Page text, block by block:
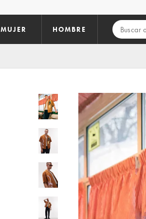
MUJER HOMBRE